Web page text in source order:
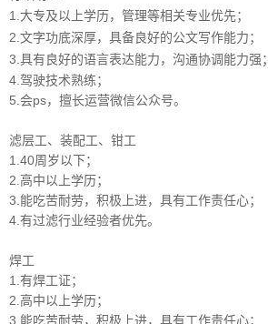
1.大专及以上学历，管理等相关专业优先；
2.文字功底深厚，具备良好的公文写作能力；
3.具有良好的语言表达能力，沟通协调能力强；
4.驾驶技术熟练；
5.会ps，擅长运营微信公众号。
滤层工、装配工、钳工
1.40周岁以下；
2.高中以上学历；
3.能吃苦耐劳，积极上进，具有工作责任心；
4. 有过滤行业经验者优先。
焊工
1.有焊工证；
2.高中以上学历；
3. 能吃苦耐劳，积极上进，具有工作责任心；